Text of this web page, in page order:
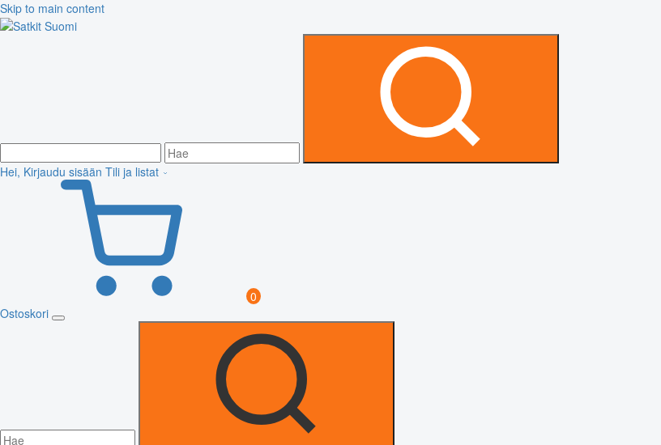
Skip to main content
Hei, Kirjaudu sisään Tili ja listat
0
Ostoskori